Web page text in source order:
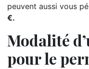
peuvent aussi vous
€.
Modalité
pour le